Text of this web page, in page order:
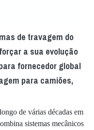
de travagem do
a sua evolução
fornecedor global
para camiões,
de várias décadas em
sistemas mecânicos